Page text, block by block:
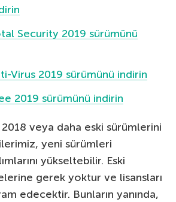
Security 2019 sürümünü
Virus 2019 sürümünü indirin
2019 sürümünü indirin
veya daha eski sürümlerini
yeni sürümleri
yükseltebilir. Eski
gerek yoktur ve lisansları
edecektir. Bunların yanında,